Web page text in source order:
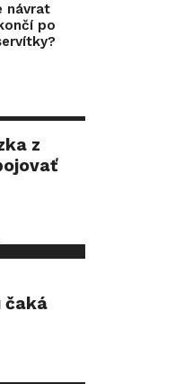
návrat
po
z
čaká